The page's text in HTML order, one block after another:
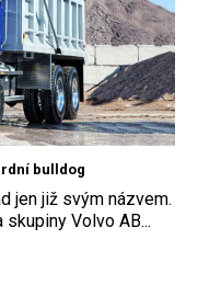
bulldog
jen již svým názvem.
Volvo AB...